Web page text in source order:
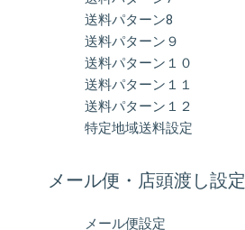
送料パターン8
送料パターン９
送料パターン１０
送料パターン１１
送料パターン１２
特定地域送料設定
メール便・店頭渡し設定
メール便設定